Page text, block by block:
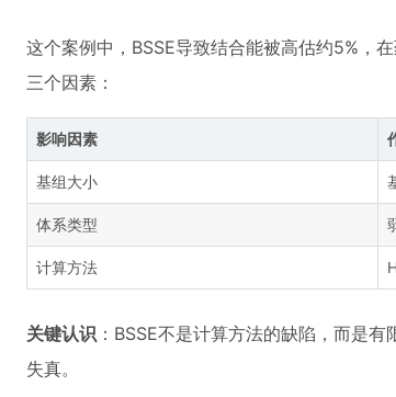
这个案例中，BSSE导致结合能被高估约5%，
三个因素：
影响因素
基组大小
体系类型
计算方法
关键认识 ：BSSE不是计算方法的缺陷，而是
失真。